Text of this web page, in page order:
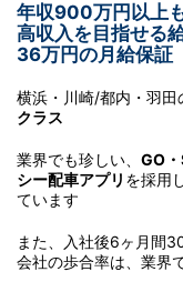
年収900万円以上
高収入を目指せる
36万円の月給保証
横浜・川崎/都内・羽田
クラス
業界でも珍しい、 GO
シー配車アプリ を採用
ています
また、入社後6ヶ月間
会社の歩合率は、業界